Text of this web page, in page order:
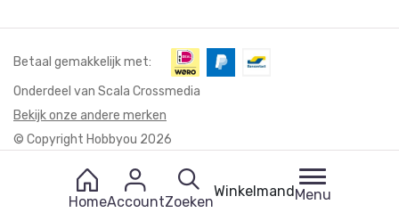
© Copyright Hobbyou 2026
Onderdeel van Scala Crossmedia
Bekijk onze andere merken
Betaal gemakkelijk met:
HomeAccountZoeken
WinkelmandMenu